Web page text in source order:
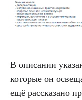
В описании
которые он
ещё рассказано